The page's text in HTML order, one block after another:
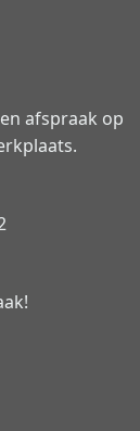
afspraak op